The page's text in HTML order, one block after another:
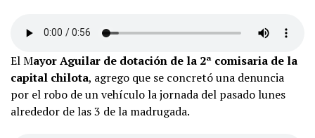
El Mayor Aguilar de dotación de la 2ª comisaria de la
capital chilota, agrego que se concretó una denuncia
por el robo de un vehículo la jornada del pasado lunes
alrededor de las 3 de la madrugada.